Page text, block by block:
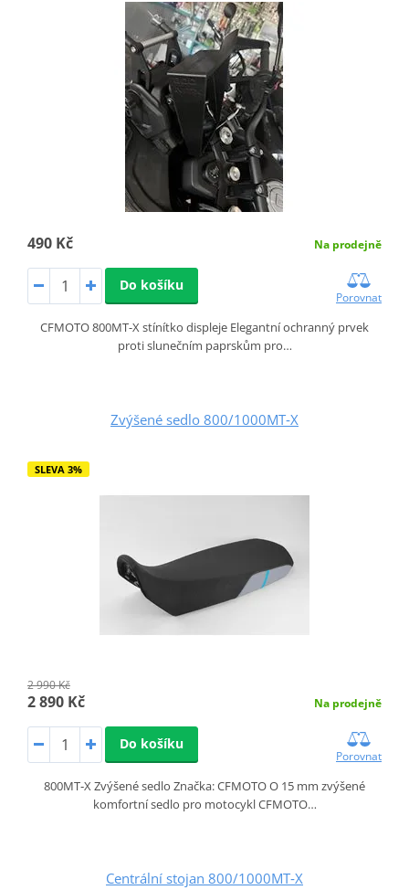
490 Kč Na prodejně
Do košíku
Porovnat
CFMOTO 800MT-X stínítko displeje Elegantní ochranný prvek
proti slunečním paprskům pro…
Zvýšené sedlo 800/1000MT‑X
SLEVA 3%
2 990 Kč
2 890 Kč Na prodejně
Do košíku
Porovnat
800MT‑X Zvýšené sedlo Značka: CFMOTO O 15 mm zvýšené
komfortní sedlo pro motocykl CFMOTO…
Centrální stojan 800/1000MT‑X